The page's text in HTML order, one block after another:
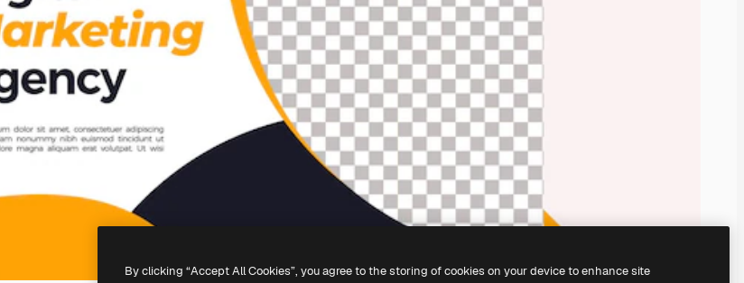
By clicking “Accept All Cookies”, you agree to the storing of cookies on your device to enhance site